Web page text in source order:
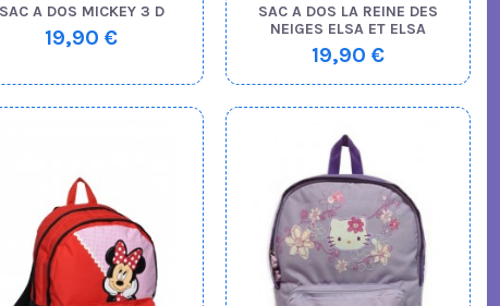
SAC A DOS MICKEY 3 D
19,90 €
SAC A DOS LA REINE DES
NEIGES ELSA ET ELSA
19,90 €